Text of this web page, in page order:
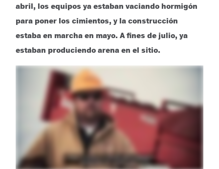
abril, los equipos ya estaban vaciando hormigón
para poner los cimientos, y la construcción
estaba en marcha en mayo. A fines de julio, ya
estaban produciendo arena en el sitio.